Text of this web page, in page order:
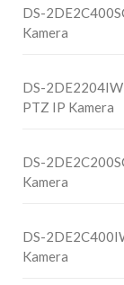
DS-
Kamera
DS-
PTZ IP Kamera
DS-
Kamera
DS-
Kamera